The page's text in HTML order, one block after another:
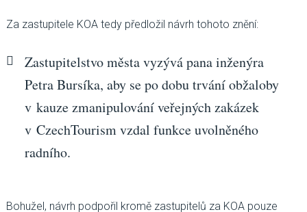
Za zastupitele KOA tedy předložil návrh tohoto znění:
Zastupitelstvo města vyzývá pana inženýra
Petra Bursíka, aby se po dobu trvání obžaloby
v kauze zmanipulování veřejných zakázek
v CzechTourism vzdal funkce uvolněného
radního.
Bohužel, návrh podpořil kromě zastupitelů za KOA pouze